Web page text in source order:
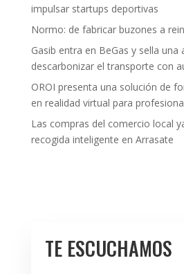
impulsar startups deportivas
Normo: de fabricar buzones a
Gasib entra en BeGas y sella una
descarbonizar el transporte con
OROI presenta una solución de
en realidad virtual para
Las compras del comercio local
recogida inteligente en Arrasate
TE ESCUCHAMOS